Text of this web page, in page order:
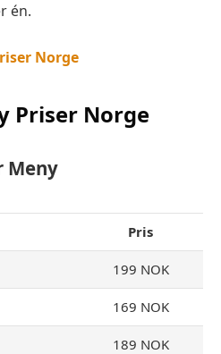
én.
Norge
Priser Norge
Meny
Pris
199 NOK
169 NOK
189 NOK